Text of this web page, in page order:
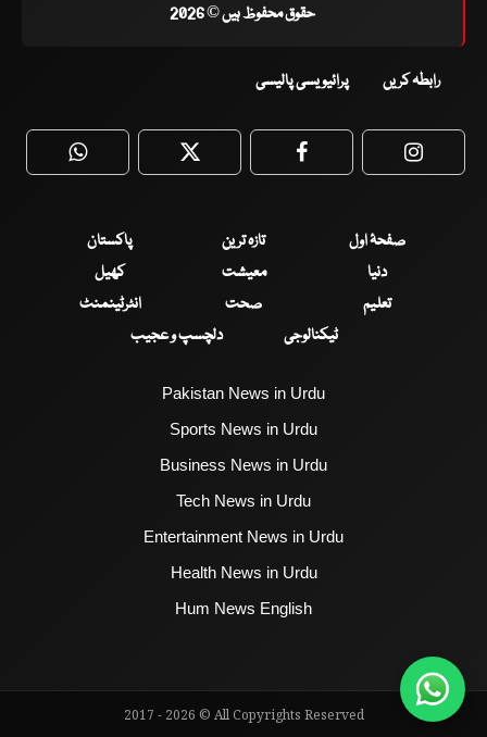
حقوق محفوظ ہیں © 2026
رابطہ کریں پرائیویسی پالیسی
WhatsApp Twitter Facebook
صفحۂ اول تازہ ترین
پاکستان
دنیا
معیشت
کھیل
تعلیم
صحت
انٹرٹینمنٹ
ٹیکنالوجی
دلچسپ و عجیب
Pakistan News in Urdu
Sports News in Urdu
Business News in Urdu
Tech News in Urdu
Entertainment News in Urdu
Health News in Urdu
Hum News English
2017 - 2026 © All Copyrights Reserved